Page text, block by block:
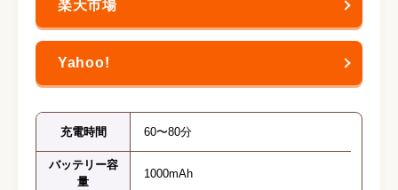
充電時間 60〜80分
バッテリー容
量
1000mAh